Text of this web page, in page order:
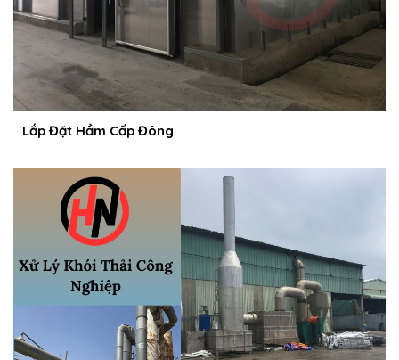
Lắp Đặt Hầm Cấp Đông